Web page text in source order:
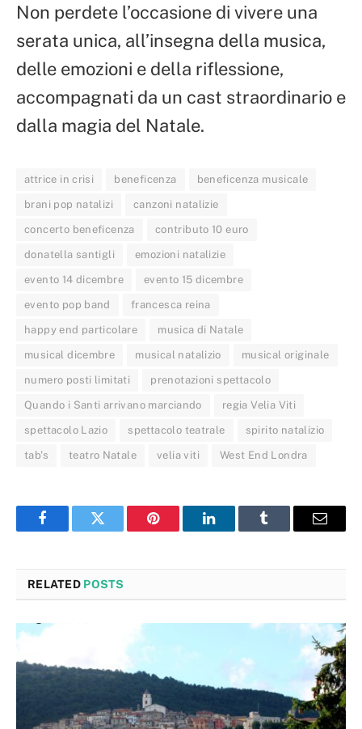
Non perdete l’occasione di vivere una
serata unica, all’insegna della musica,
delle emozioni e della riflessione,
accompagnati da un cast straordinario e
dalla magia del Natale.
attrice in crisi beneficenza beneficenza musicale
brani pop natalizi canzoni natalizie
concerto beneficenza contributo 10 euro
donatella santigli emozioni natalizie
evento 14 dicembre evento 15 dicembre
evento pop band francesca reina
happy end particolare musica di Natale
musical dicembre musical natalizio musical originale
numero posti limitati prenotazioni spettacolo
Quando i Santi arrivano marciando regia Velia Viti
spettacolo Lazio spettacolo teatrale spirito natalizio
tab's teatro Natale velia viti West End Londra
FacebookTwitter Pinterest LinkedInTumblr Email
RELATED POSTS